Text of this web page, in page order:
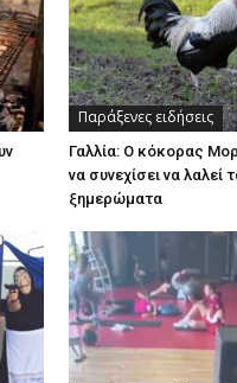
Παράξενες ειδήσεις
Γαλλία: Ο κόκορας
να συνεχίσει να λαλεί
ξημερώματα